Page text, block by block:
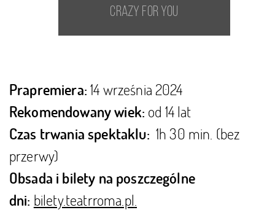
Crazy For You
Prapremiera: 14 września 2024
Rekomendowany wiek: od 14 lat
Czas trwania spektaklu: 1h 30 min. (bez
przerwy)
Obsada i bilety na poszczególne
dni: bilety.teatrroma.pl